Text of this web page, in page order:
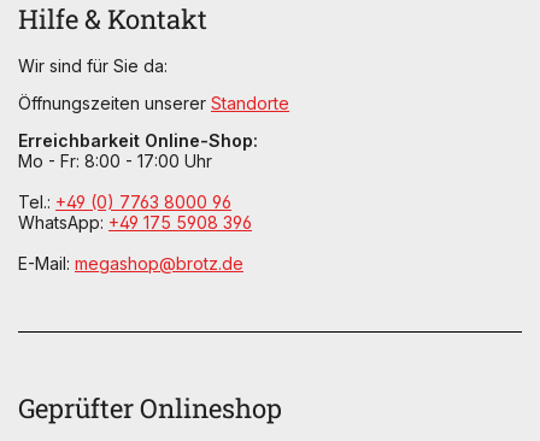
Hilfe & Kontakt
Wir sind für Sie da:
Öffnungszeiten unserer Standorte
Erreichbarkeit Online-Shop:
Mo - Fr: 8:00 - 17:00 Uhr
Tel.: +49 (0) 7763 8000 96
WhatsApp: +49 175 5908 396
E-Mail: megashop@brotz.de
Geprüfter Onlineshop